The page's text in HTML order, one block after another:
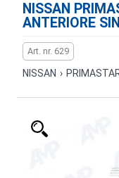
NISSAN
ANTERIORE
Art. nr. 629
NISSAN ›